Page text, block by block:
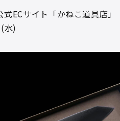
ECサイト「かねこ道具店」
水)